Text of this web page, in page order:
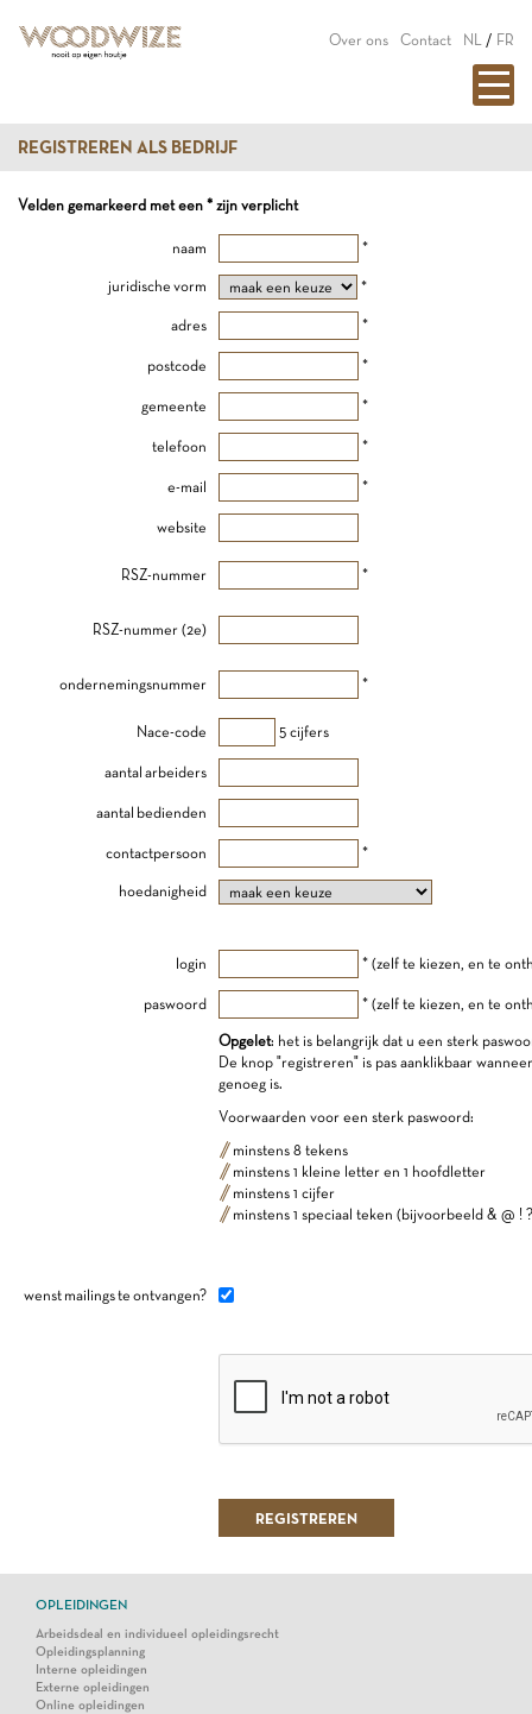
Over ons Contact NL / FR
REGISTREREN ALS BEDRIJF
Velden gemarkeerd met een * zijn verplicht
naam *
juridische vorm *
adres *
postcode *
gemeente *
telefoon *
e-mail *
website
RSZ-nummer *
RSZ-nummer (2e)
ondernemingsnummer *
Nace-code 5 cijfers
aantal arbeiders
aantal bedienden
contactpersoon *
hoedanigheid
login * (zelf te kiezen, en te
paswoord * (zelf te kiezen, en te
Opgelet: het is belangrijk dat u een sterk
De knop "registreren" is pas aanklikbaar
genoeg is.
Voorwaarden voor een sterk paswoord:
minstens 8 tekens
minstens 1 kleine letter en 1 hoofdletter
minstens 1 cijfer
minstens 1 speciaal teken (bijvoorbeeld & @ !
wenst mailings te ontvangen?
OPLEIDINGEN
Arbeidsdeal en individueel opleidingsrecht
Opleidingsplanning
Interne opleidingen
Externe opleidingen
Online opleidingen